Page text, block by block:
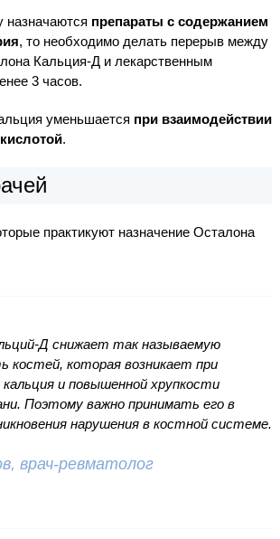
назначаются препараты с содержанием
, то необходимо делать перерыв между
Кальция-Д и лекарственным
3 часов.
уменьшается при взаимодействии
.
практикуют назначение Осталона
Д снижает так называемую
костей, которая возникает при
и повышенной хрупкости
Поэтому важно принимать его в
нарушения в костной системе.
врач-ревматолог